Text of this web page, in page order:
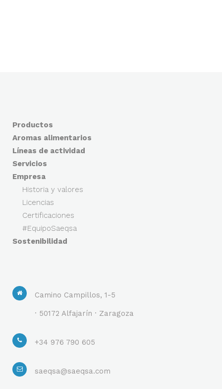
Productos
Aromas alimentarios
Líneas de actividad
Servicios
Empresa
Historia y valores
Licencias
Certificaciones
#EquipoSaeqsa
Sostenibilidad
Camino Campillos, 1-5
· 50172 Alfajarín · Zaragoza
+34 976 790 605
saeqsa@saeqsa.com